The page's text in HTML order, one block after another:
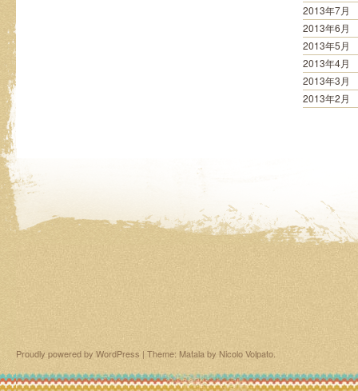
2013年7月
2013年6月
2013年5月
2013年4月
2013年3月
2013年2月
Proudly powered by WordPress | Theme: Matala by Nicolo Volpato